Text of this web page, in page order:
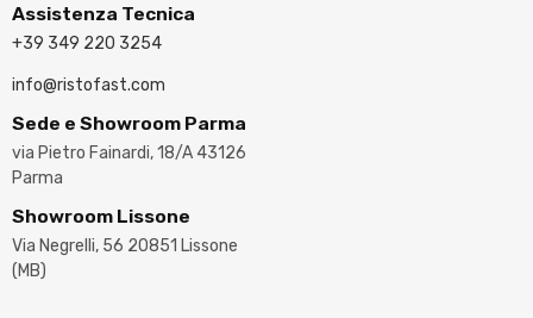
Assistenza Tecnica
+39 349 220 3254
info@ristofast.com
Sede e Showroom Parma
via Pietro Fainardi, 18/A 43126
Parma
Showroom Lissone
Via Negrelli, 56 20851 Lissone
(MB)